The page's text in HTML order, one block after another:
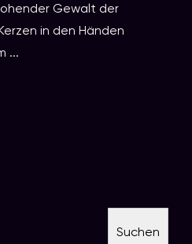
Gewalt der
in den Händen
...
Suchen